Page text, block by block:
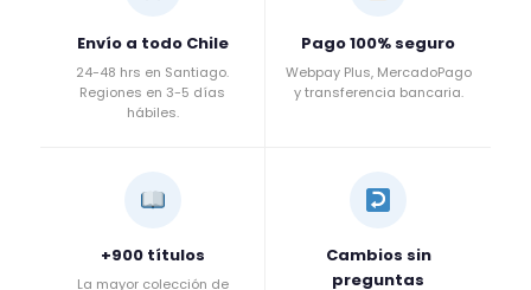
Envío a todo Chile
24-48 hrs en Santiago.
Regiones en 3-5 días
hábiles.
Pago 100% seguro
Webpay Plus, MercadoPago
y transferencia bancaria.
+900 títulos
La mayor colección de
Cambios sin
preguntas